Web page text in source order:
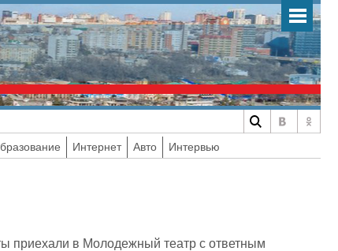
Интернет Авто Интервью
приехали в Молодежный театр с ответным